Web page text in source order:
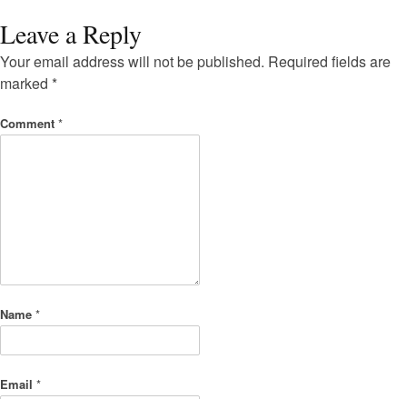
Leave a Reply
Your email address will not be published. Required fields are
marked *
Comment *
Name *
Email *